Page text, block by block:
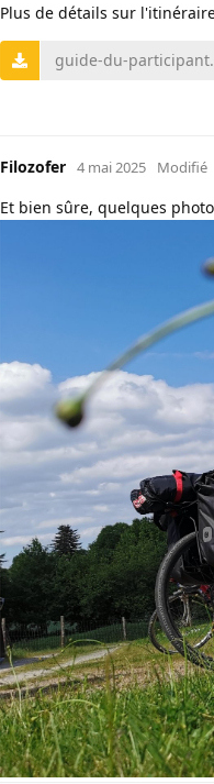
Plus de détails sur
guide-du-
Filozofer 4 mai 2025 Modifié
Et bien sûre, quelques